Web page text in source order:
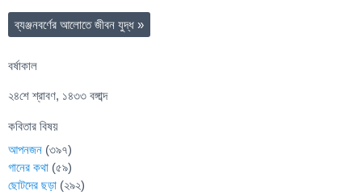
ব্যঞ্জনবর্ণের আলোতে জীবন যুদ্ধ »
বর্ষাকাল
২৪শে শ্রাবণ, ১৪৩৩ বঙ্গাব্দ
কবিতার বিষয়
আপনজন (৩৯৭)
গানের কথা (৫৯)
ছোটদের ছড়া (২৯২)